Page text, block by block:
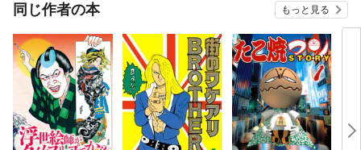
同じ作者の本 もっと見る